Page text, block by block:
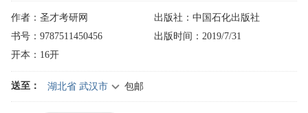
作者： 圣才考研网
出版社：中国石化出版社
书号：9787511450456
出版时间：2019/7/31
开本：16开
送至： 湖北省 武汉市 包邮